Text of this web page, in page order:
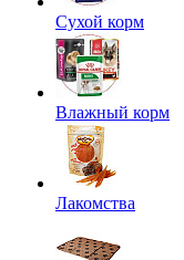
Сухой корм
Влажный корм
Лакомства